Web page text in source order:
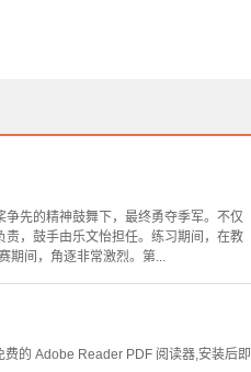
先的精神鼓舞下，最终勇夺季军。不仅
责，鼓手由乐文怡担任。练习期间，在教
期间，角逐非常激烈。第...
的 Adobe Reader PDF 阅读器,安装后即